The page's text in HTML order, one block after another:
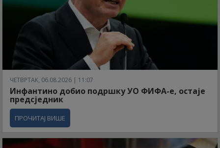
ЧЕТВРТАК, 06.08.2026 | 11:07
Инфантино добио подршку УО ФИФА-е, остаје
предсједник
ПРОЧИТАЈ ВИШЕ